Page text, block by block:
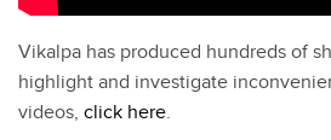
Vikalpa has produced hundreds of
highlight and investigate
videos, click here.